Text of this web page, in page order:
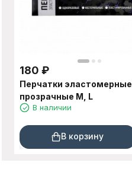
180 ₽
Перчатки эластомерные
прозрачные M, L
В наличии
В корзину